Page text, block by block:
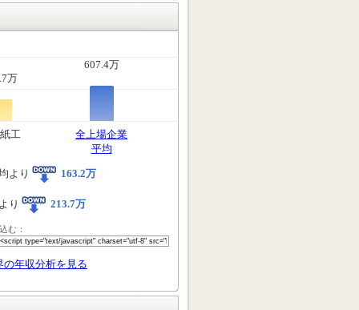
万
607.4万
工
全上場企業
平均
より 163.2万
り 213.7万
む：
の年収分析を見る